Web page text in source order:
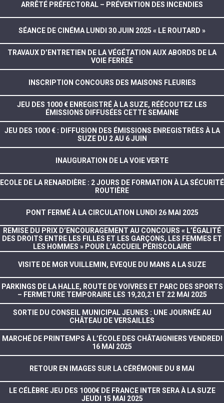
ARRÊTÉ PRÉFECTORAL – PRÉVENTION DES INCENDIES
SÉANCE DE CINÉMA LUNDI 30 JUIN 2025 « LE ROUTARD »
TRAVAUX D’ENTRETIEN DE LA VÉGÉTATION AUX ABORDS DE LA
VOIE FERRÉE
INSCRIPTION CONCOURS DES MAISONS FLEURIES
JEU DES 1000 € ENREGISTRÉ À LA SUZE, RÉÉCOUTEZ LES
ÉMISSIONS DIFFUSÉES CETTE SEMAINE
JEU DES 1000 € : DIFFUSION DES ÉMISSIONS ENREGISTRÉES À LA
SUZE DU 2 AU 6 JUIN
INAUGURATION DE LA VOIE VERTE
ECOLE DE LA RENARDIÈRE : 2 JOURS DE FORMATION À LA SÉCURITÉ
ROUTIÈRE
PONT FERMÉ À LA CIRCULATION LUNDI 26 MAI 2025
REMISE DU PRIX D’ENCOURAGEMENT AU CONCOURS « L’ÉGALITÉ
DES DROITS ENTRE LES FILLES ET LES GARÇONS, LES FEMMES ET
LES HOMMES » POUR L’ACCUEIL PÉRISCOLAIRE
VISITE DE MGR VUILLEMIN, EVEQUE DU MANS A LA SUZE
PARKINGS DE LA HALLE, ROUTE DE VOIVRES ET PARC DES SPORTS
– FERMETURE TEMPORAIRE LES 19,20,21 ET 22 MAI 2025
SORTIE DU CONSEIL MUNICIPAL JEUNES : UNE JOURNÉE AU
CHÂTEAU DE VERSAILLES
MARCHÉ DE PRINTEMPS À L’ÉCOLE DES CHÂTAIGNIERS VENDREDI
16 MAI 2025
RETOUR EN IMAGES SUR LA CÉRÉMONIE DU 8 MAI
LE CÉLÈBRE JEU DES 1000€ DE FRANCE INTER SERA À LA SUZE
JEUDI 15 MAI 2025